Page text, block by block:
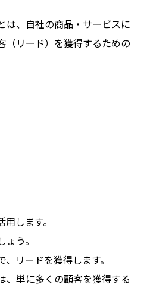
は、自社の商品・サービスに
（リード）を獲得するための
します。
う。
リードを獲得します。
、単に多くの顧客を獲得する